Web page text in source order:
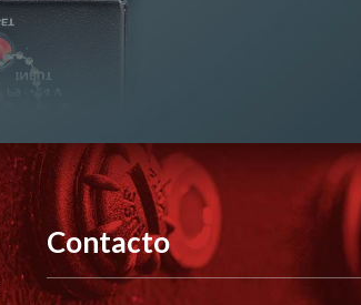
Contacto